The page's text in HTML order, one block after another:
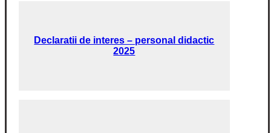
Declaratii de interes – personal didactic
2025